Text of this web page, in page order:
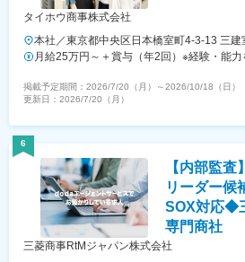
タイホウ商事株式会社
本社／東京都中央区日本橋室町4-3-13 三
クセス】JR各線「神田駅」「新日本橋駅」
月給25万円～＋賞与（年2回）※経験・能
決定します※試用期間中（3ヶ月間）は月
掲載予定期間： 2026/7/20（月） ～2026/10/18（日）
更新日： 2026/7/20（月）
6
【内部監
リーダー
SOX対応◆
専門商社
三菱商事RtMジャパン株式会社